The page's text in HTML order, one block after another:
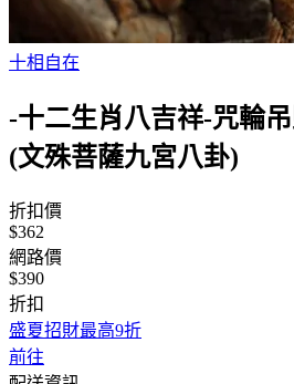
十相自在
-十二生肖八吉祥-咒輪
(文殊菩薩九宮八卦)
折扣價
$362
網路價
$390
折扣
盛夏招財最高9折
前往